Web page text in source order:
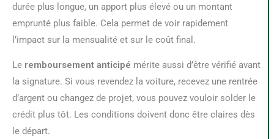
durée plus longue, un apport plus élevé ou un montant
emprunté plus faible. Cela permet de voir rapidement
l’impact sur la mensualité et sur le coût final.
Le remboursement anticipé mérite aussi d’être vérifié avant
la signature. Si vous revendez la voiture, recevez une rentrée
d’argent ou changez de projet, vous pouvez vouloir solder le
crédit plus tôt. Les conditions doivent donc être claires dès
le départ.